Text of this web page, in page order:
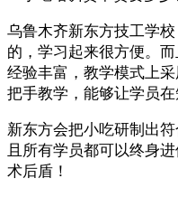
乌鲁木齐新东方技工学
的，学习起来很方便。
经验丰富，教学模式上
把手教学，能够让学员
新东方会把小吃研制出
且所有学员都可以终身
术后盾！